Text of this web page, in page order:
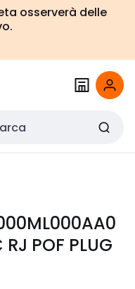
osserverà delle
POF PLUG